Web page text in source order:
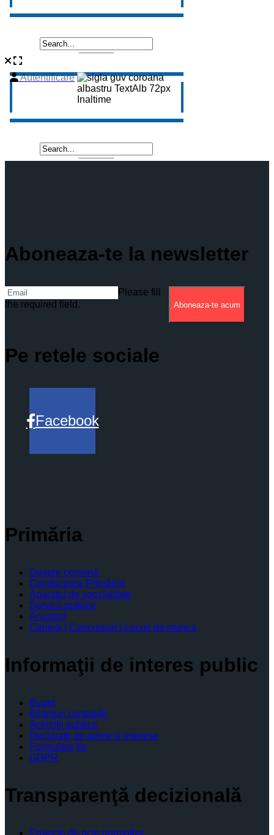
Aboneaza-te la newsletter
Please fill
the required field.
Aboneaza-te acum
Pe retele sociale
Facebook
Primăria
Despre comună
Conducerea Primăriei
Aparatul de specialitate
Servicii publice
Anunturi
Cariera | Concursuri | Locuri de munca
Informaţii de interes public
Buget
Bilanţuri contabile
Achiziţii publice
Declaratii de avere si interese
Formulare tip
GDPR
Transparenţă decizională
Proiecte de acte normative